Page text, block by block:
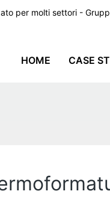
per molti settori -
HOME CASE